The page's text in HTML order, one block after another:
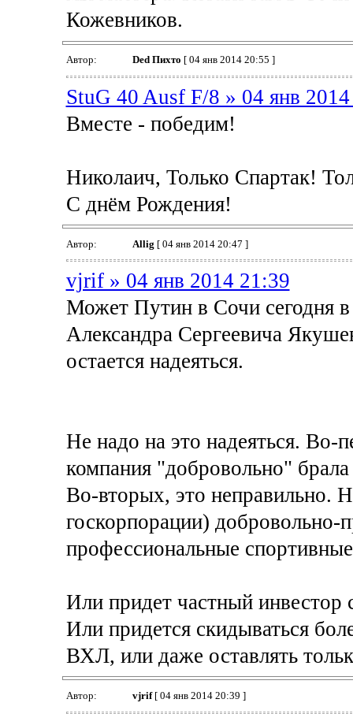
Кожевников.
Автор: Ded Пихто [ 04 янв 2014 20:55 ]
StuG 40 Ausf F/8 » 04 янв
Вместе - победим!
Николаич, Только Спартак!
С днём Рождения!
Автор: Allig [ 04 янв 2014 20:47 ]
vjrif » 04 янв 2014 21:39
Может Путин в Сочи сегодня
Александра Сергеевича
остается надеяться.
Не надо на это надеяться. Во-
компания "добровольно" брала
Во-вторых, это неправильно.
госкорпорации) добровольно-
профессиональные
Или придет частный инвестор
Или придется скидываться
ВХЛ, или даже оставлять
Автор: vjrif[ 04 янв 2014 20:39 ]